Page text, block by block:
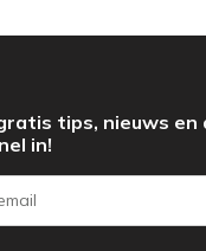
tips, nieuws en
in!